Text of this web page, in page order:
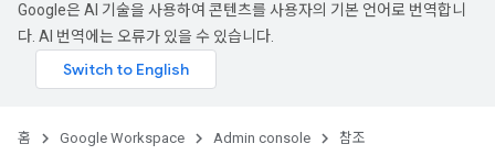
Google은 AI 기술을 사용하여 콘텐츠를 사용자의 기본 언어로 번역합니
다. AI 번역에는 오류가 있을 수 있습니다.
홈 Google Workspace Admin console 참조